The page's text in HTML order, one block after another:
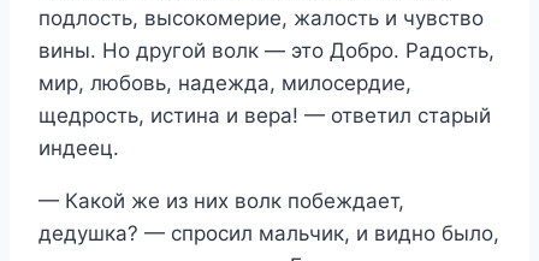
подлость, высокомерие, жалость и чувство
вины. Но другой волк — это Добро. Радость,
мир, любовь, надежда, милосердие,
щедрость, истина и вера! — ответил старый
индеец.
— Какой же из них волк побеждает,
дедушка? — спросил мальчик, и видно было,